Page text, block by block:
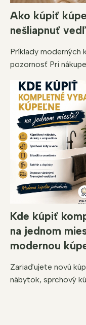
Ako kúpiť
nešliapnuť
Príklady moderných
pozornosť Pri
Kde kúpiť
na jednom
modernou
Zariaďujete novú
nábytok, sprchový